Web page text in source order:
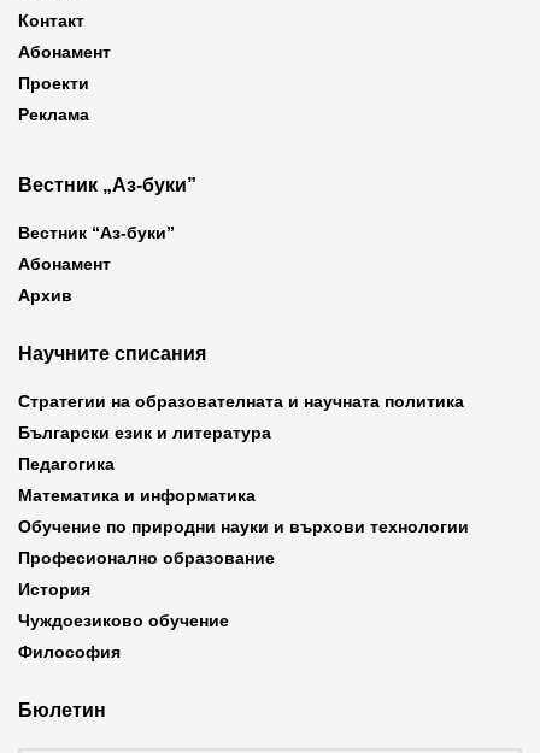
Контакт
Абонамент
Проекти
Реклама
Вестник „Аз-буки”
Вестник “Аз-буки”
Абонамент
Архив
Научните списания
Стратегии на образователната и научната политика
Български език и литература
Педагогика
Математика и информатика
Обучение по природни науки и върхови технологии
Професионално образование
История
Чуждоезиково обучение
Философия
Бюлетин